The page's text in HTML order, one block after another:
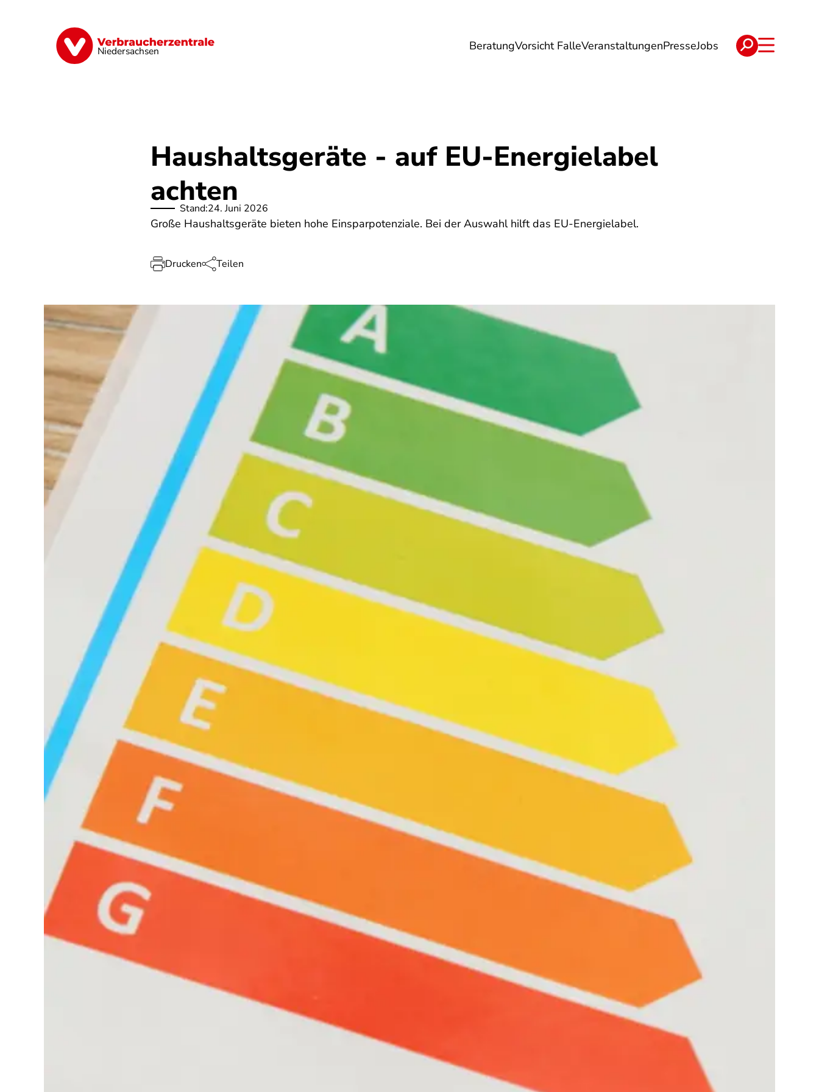
Niedersachsen BeratungVorsicht FalleVeranstaltungenPresseJobs
Digitale Welt Energie Geld & Versicherungen Ernährung Reise Verträge & Reklamation
Haushaltsgeräte - auf EU-Energielabel
achten
Stand:24. Juni 2026
Große Haushaltsgeräte bieten hohe Einsparpotenziale. Bei der Auswahl hilft das EU-Energielabel.
Drucken Teilen